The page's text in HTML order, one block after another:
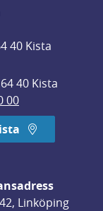
40 Kista
40 Kista
00
Linköping